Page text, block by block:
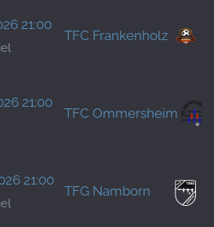
21:00
TFC Frankenholz
21:00
TFC Ommersheim
21:00
TFG Namborn